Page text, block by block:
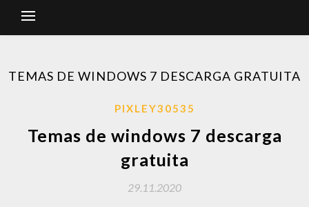
TEMAS DE WINDOWS 7 DESCARGA GRATUITA
PIXLEY30535
Temas de windows 7 descarga
gratuita
29.11.2020